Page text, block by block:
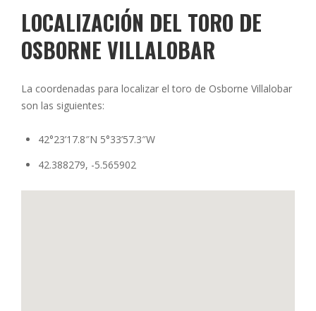
LOCALIZACIÓN DEL TORO DE
OSBORNE VILLALOBAR
La coordenadas para localizar el toro de Osborne Villalobar
son las siguientes:
42°23’17.8″N 5°33’57.3″W
42.388279, -5.565902